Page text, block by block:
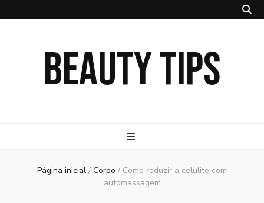
BEAUTY TIPS
Página inicial / Corpo / Como reduzir a celulite com
automassagem